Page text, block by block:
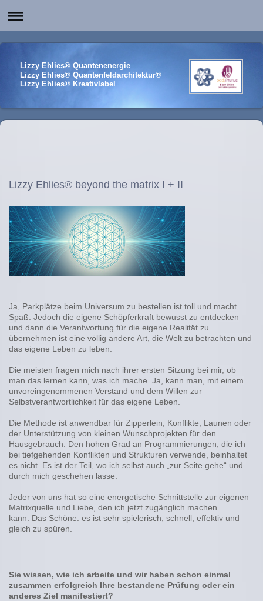
Lizzy Ehlies® Quantenenergie
Lizzy Ehlies® Quantenfeldarchitektur®
Lizzy Ehlies® Kreativlabel
Lizzy Ehlies® beyond the matrix I + II
Ja, Parkplätze beim Universum zu bestellen ist toll und macht
Spaß. Jedoch die eigene Schöpferkraft bewusst zu entdecken
und dann die Verantwortung für die eigene Realität zu
übernehmen ist eine völlig andere Art, die Welt zu betrachten und
das eigene Leben zu leben.
Die meisten fragen mich nach ihrer ersten Sitzung bei mir, ob
man das lernen kann, was ich mache. Ja, kann man, mit einem
unvoreingenommenen Verstand und dem Willen zur
Selbstverantwortlichkeit für das eigene Leben.
Die Methode ist anwendbar für Zipperlein, Konflikte, Launen oder
der Unterstützung von kleinen Wunschprojekten für den
Hausgebrauch. Den hohen Grad an Programmierungen, die ich
bei tiefgehenden Konflikten und Strukturen verwende, beinhaltet
es nicht. Es ist der Teil, wo ich selbst auch „zur Seite gehe“ und
durch mich geschehen lasse.
Jeder von uns hat so eine energetische Schnittstelle zur eigenen
Matrixquelle und Liebe, den ich jetzt zugänglich machen
kann. Das Schöne: es ist sehr spielerisch, schnell, effektiv und
gleich zu spüren.
Sie wissen, wie ich arbeite und wir haben schon einmal
zusammen erfolgreich Ihre bestandene Prüfung oder ein
anderes Ziel manifestiert?